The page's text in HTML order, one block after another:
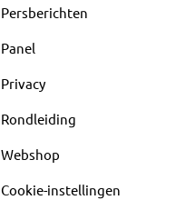
Persberichten
Panel
Privacy
Rondleiding
Webshop
Cookie-instellingen